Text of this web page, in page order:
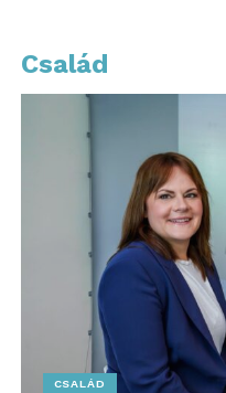
Család
CSALÁD